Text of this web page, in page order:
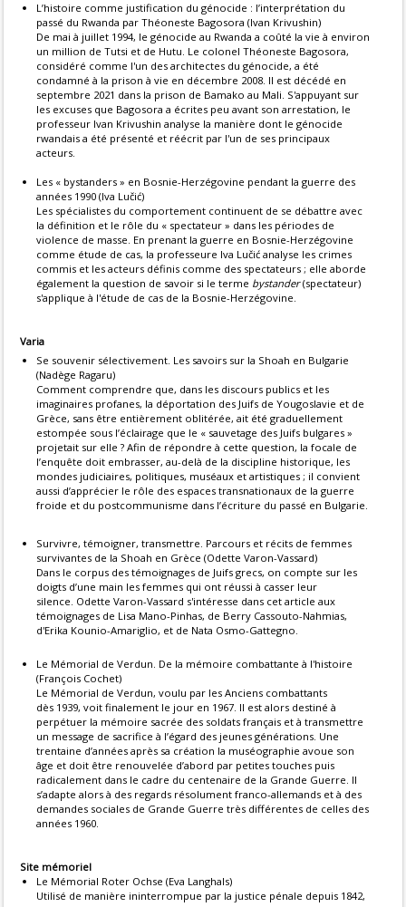
L’histoire comme justification du génocide : l’interprétation du
passé du Rwanda par Théoneste Bagosora (Ivan Krivushin)
De mai à juillet 1994, le génocide au Rwanda a coûté la vie à environ
un million de Tutsi et de Hutu. Le colonel Théoneste Bagosora,
considéré comme l'un des architectes du génocide, a été
condamné à la prison à vie en décembre 2008. Il est décédé en
septembre 2021 dans la prison de Bamako au Mali. S'appuyant sur
les excuses que Bagosora a écrites peu avant son arrestation, le
professeur Ivan Krivushin analyse la manière dont le génocide
rwandais a été présenté et réécrit par l'un de ses principaux
acteurs.
Les « bystanders » en Bosnie-Herzégovine pendant la guerre des
années 1990 (Iva Lučić)
Les spécialistes du comportement continuent de se débattre avec
la définition et le rôle du « spectateur » dans les périodes de
violence de masse. En prenant la guerre en Bosnie-Herzégovine
comme étude de cas, la professeure Iva Lučić analyse les crimes
commis et les acteurs définis comme des spectateurs ; elle aborde
également la question de savoir si le terme bystander(spectateur)
s'applique à l'étude de cas de la Bosnie-Herzégovine.
Varia
Se souvenir sélectivement. Les savoirs sur la Shoah en Bulgarie
(Nadège Ragaru)
Comment comprendre que, dans les discours publics et les
imaginaires profanes, la déportation des Juifs de Yougoslavie et de
Grèce, sans être entièrement oblitérée, ait été graduellement
estompée sous l’éclairage que le « sauvetage des Juifs bulgares »
projetait sur elle ? Afin de répondre à cette question, la focale de
l’enquête doit embrasser, au-delà de la discipline historique, les
mondes judiciaires, politiques, muséaux et artistiques ; il convient
aussi d’apprécier le rôle des espaces transnationaux de la guerre
froide et du postcommunisme dans l’écriture du passé en Bulgarie.
Survivre, témoigner, transmettre. Parcours et récits de femmes
survivantes de la Shoah en Grèce (Odette Varon-Vassard)
Dans le corpus des témoignages de Juifs grecs, on compte sur les
doigts d’une main les femmes qui ont réussi à casser leur
silence. Odette Varon-Vassard s'intéresse dans cet article aux
témoignages de Lisa Mano-Pinhas, de Berry Cassouto-Nahmias,
d'Erika Kounio-Amariglio, et de Nata Osmo-Gattegno.
Le Mémorial de Verdun. De la mémoire combattante à l'histoire
(François Cochet)
Le Mémorial de Verdun, voulu par les Anciens combattants
dès 1939, voit finalement le jour en 1967. Il est alors destiné à
perpétuer la mémoire sacrée des soldats français et à transmettre
un message de sacrifice à l’égard des jeunes générations. Une
trentaine d’années après sa création la muséographie avoue son
âge et doit être renouvelée d’abord par petites touches puis
radicalement dans le cadre du centenaire de la Grande Guerre. Il
s’adapte alors à des regards résolument franco-allemands et à des
demandes sociales de Grande Guerre très différentes de celles des
années 1960.
Site mémoriel
Le Mémorial Roter Ochse (Eva Langhals)
Utilisé de manière ininterrompue par la justice pénale depuis 1842,